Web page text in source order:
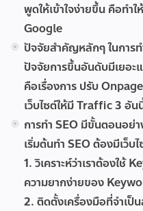
พูดให้เข้าใจง่ายขึ้น คือทำ
Google
ปัจจัยสำคัญหลักๆ ในการท
ปัจจัยการขึ้นอันดับมีเยอะ
คือเรื่องการ ปรับ
เว็บไซต์ให้มี Traffic 3 อั
การทำ SEO มีขั้นตอนอย่า
เริ่มต้นทำ SEO ต้องมีเว็
1. วิเคราะห์ว่าเราต้องใช้
ความยากง่ายของ
2. ติดตั้งเครื่องมือที่จำเป็